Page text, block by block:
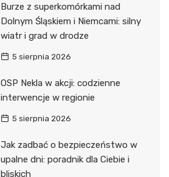
Burze z superkomórkami nad
Dolnym Śląskiem i Niemcami: silny
wiatr i grad w drodze
5 sierpnia 2026
OSP Nekla w akcji: codzienne
interwencje w regionie
5 sierpnia 2026
Jak zadbać o bezpieczeństwo w
upalne dni: poradnik dla Ciebie i
bliskich